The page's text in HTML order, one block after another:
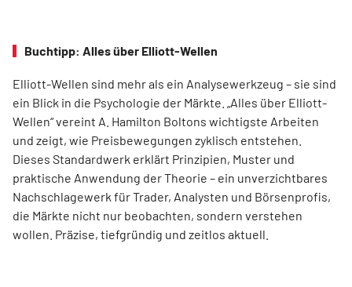
Buchtipp: Alles über Elliott-Wellen
Elliott-Wellen sind mehr als ein Analysewerkzeug – sie sind
ein Blick in die Psychologie der Märkte. „Alles über Elliott-
Wellen“ vereint A. Hamilton Boltons wichtigste Arbeiten
und zeigt, wie Preisbewegungen zyklisch entstehen.
Dieses Standardwerk erklärt Prinzipien, Muster und
praktische Anwendung der Theorie – ein unverzichtbares
Nachschlagewerk für Trader, Analysten und Börsenprofis,
die Märkte nicht nur beobachten, sondern verstehen
wollen. Präzise, tiefgründig und zeitlos aktuell.